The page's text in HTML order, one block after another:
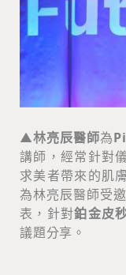
▲林亮辰醫師為
講師，經常針對
求美者帶來的肌
為林亮辰醫師受邀
表，針對鉑金皮
議題分享。